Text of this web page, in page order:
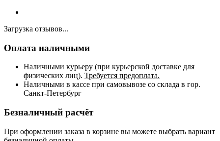
Загрузка отзывов...
Оплата наличными
Наличными курьеру (при курьерской доставке для
физических лиц). Требуется предоплата.
Наличными в кассе при самовывозе со склада в гор.
Санкт-Петербург
Безналичный расчёт
При оформлении заказа в корзине вы можете выбрать вариант